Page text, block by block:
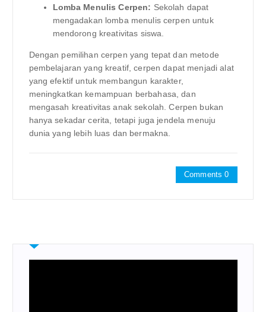
Lomba Menulis Cerpen: Sekolah dapat
mengadakan lomba menulis cerpen untuk
mendorong kreativitas siswa.
Dengan pemilihan cerpen yang tepat dan metode
pembelajaran yang kreatif, cerpen dapat menjadi alat
yang efektif untuk membangun karakter,
meningkatkan kemampuan berbahasa, dan
mengasah kreativitas anak sekolah. Cerpen bukan
hanya sekadar cerita, tetapi juga jendela menuju
dunia yang lebih luas dan bermakna.
Comments 0